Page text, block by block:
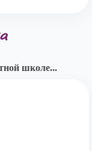
школе...